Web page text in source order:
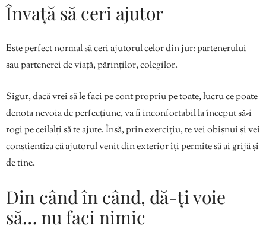
Învață să ceri ajutor
Este perfect normal să ceri ajutorul celor din jur: partenerului
sau partenerei de viață, părinților, colegilor.
Sigur, dacă vrei să le faci pe cont propriu pe toate, lucru ce poate
denota nevoia de perfecțiune, va fi inconfortabil la început să-i
rogi pe ceilalți să te ajute. Însă, prin exercițiu, te vei obișnui și vei
conștientiza că ajutorul venit din exterior îți permite să ai grijă și
de tine.
Din când în când, dă-ți voie
să… nu faci nimic